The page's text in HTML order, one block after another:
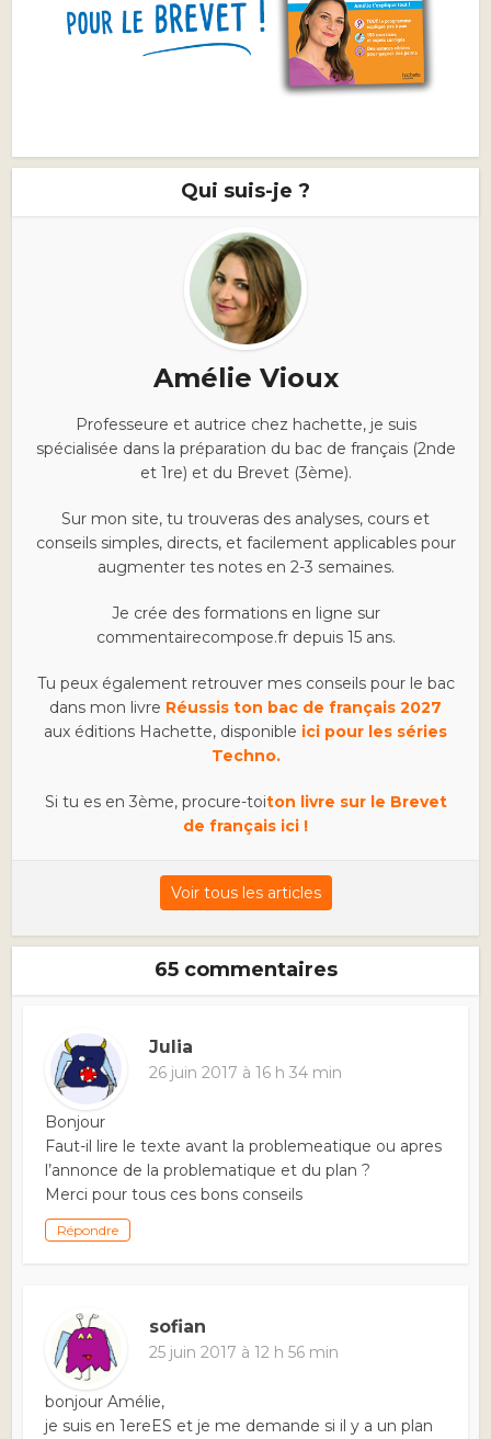
Qui suis-je ?
Amélie Vioux
Professeure et autrice chez hachette, je suis
spécialisée dans la préparation du bac de français (2nde
et 1re) et du Brevet (3ème).
Sur mon site, tu trouveras des analyses, cours et
conseils simples, directs, et facilement applicables pour
augmenter tes notes en 2-3 semaines.
Je crée des formations en ligne sur
commentairecompose.fr depuis 15 ans.
Tu peux également retrouver mes conseils pour le bac
dans mon livre Réussis ton bac de français 2027
aux éditions Hachette, disponible ici pour les séries
Techno.
Si tu es en 3ème, procure-toiton livre sur le Brevet
de français ici !
Voir tous les articles
65 commentaires
Julia
26 juin 2017 à 16 h 34 min
Bonjour
Faut-il lire le texte avant la problemeatique ou apres
l’annonce de la problematique et du plan ?
Merci pour tous ces bons conseils
Répondre
sofian
25 juin 2017 à 12 h 56 min
bonjour Amélie,
je suis en 1ereES et je me demande si il y a un plan